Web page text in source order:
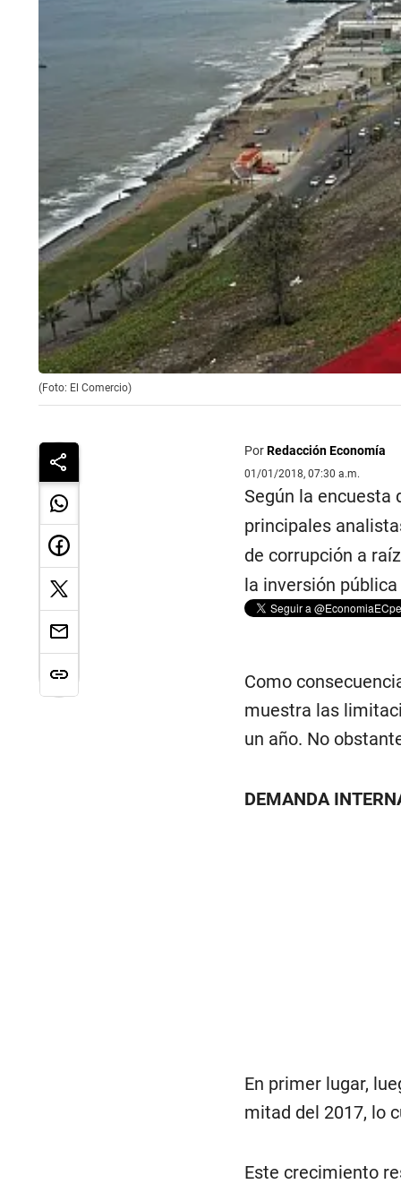
(Foto: El Comercio)
PorRedacción Economía
01/01/2018, 07:30 a.m.
Según la encuesta
principales
de corrupción a
la inversión
Como
muestra las
un año. No
DEMANDA
En primer lugar,
mitad del 2017, lo
Este crecimiento